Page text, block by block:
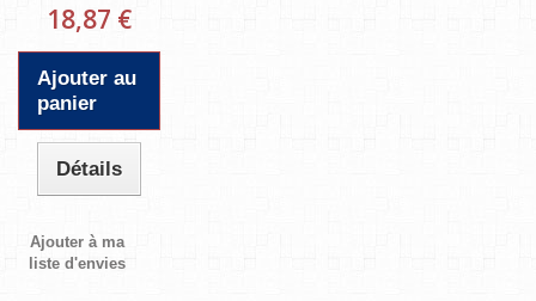
18,87 €
Ajouter au
panier
Détails
Ajouter à ma
liste d'envies